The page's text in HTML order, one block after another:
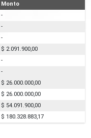
Monto
-
-
-
$ 2.091.900,00
-
-
$ 26.000.000,00
$ 26.000.000,00
$ 54.091.900,00
$ 180.328.883,17